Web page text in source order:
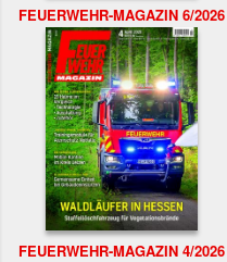
FEUERWEHR-MAGAZIN 6/2026
FEUERWEHR-MAGAZIN 4/2026